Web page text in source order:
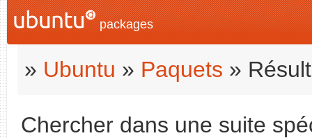
packages
» Ubuntu » Paquets »
Chercher dans une suite